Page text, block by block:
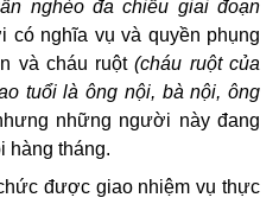
nghèo đa chiều giai đoạn
có nghĩa vụ và quyền phụng
và cháu ruột(cháu ruột của
tuổi là ông nội, bà nội, ông
những người này đang
hàng tháng.
được giao nhiệm vụ thực